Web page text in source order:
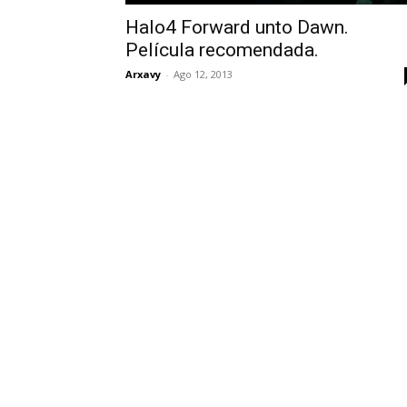
Halo4 Forward unto Dawn.
Película recomendada.
Arxavy - Ago 12, 2013